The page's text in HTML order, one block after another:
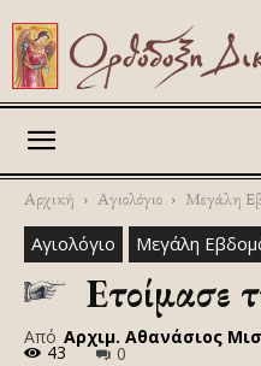
Αρχική Αγιολόγιο Μεγάλη
Αγιολόγιο Μεγάλη
Ετοίμασε
Από Αρχιμ. Αθανάσιος
43 0